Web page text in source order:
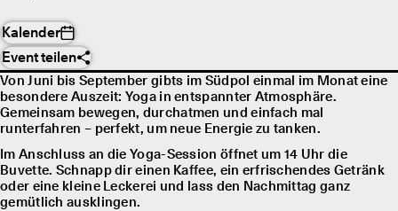
Kalender
Event teilen
Von Juni bis September gibts im Südpol einmal im Monat eine
besondere Auszeit: Yoga in entspannter Atmosphäre.
Gemeinsam bewegen, durchatmen und einfach mal
runterfahren – perfekt, um neue Energie zu tanken.
Im Anschluss an die Yoga-Session öffnet um 14 Uhr die
Buvette. Schnapp dir einen Kaffee, ein erfrischendes Getränk
oder eine kleine Leckerei und lass den Nachmittag ganz
gemütlich ausklingen.